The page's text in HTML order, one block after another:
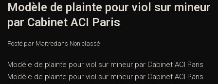
Modèle de plainte pour viol sur mineur
par Cabinet ACI Paris
Posté par Maîtredans Non classé
Modèle de plainte pour viol sur mineur par Cabinet ACI Paris
Modèle de plainte pour viol sur mineur par Cabinet ACI Paris